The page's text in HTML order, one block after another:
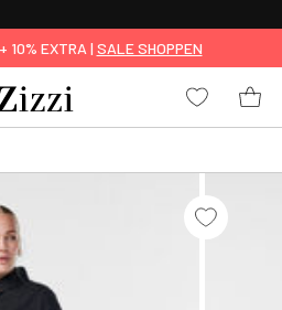
10% EXTRA | SALE SHOPPEN